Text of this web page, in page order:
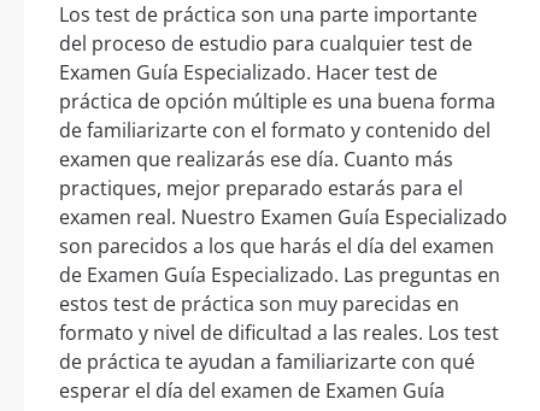
Los test de práctica son una parte importante
del proceso de estudio para cualquier test de
Examen Guía Especializado. Hacer test de
práctica de opción múltiple es una buena forma
de familiarizarte con el formato y contenido del
examen que realizarás ese día. Cuanto más
practiques, mejor preparado estarás para el
examen real. Nuestro Examen Guía Especializado
son parecidos a los que harás el día del examen
de Examen Guía Especializado. Las preguntas en
estos test de práctica son muy parecidas en
formato y nivel de dificultad a las reales. Los test
de práctica te ayudan a familiarizarte con qué
esperar el día del examen de Examen Guía